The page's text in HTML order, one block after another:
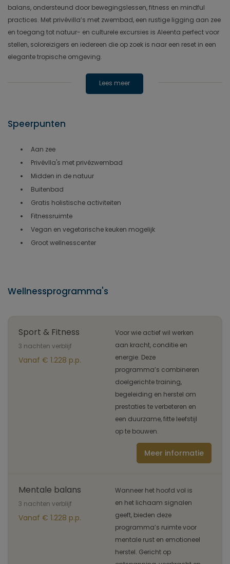
balans, ondersteund door bewegingslessen, fitness en mindful
practices. Met privévilla’s met zwembad, een rustige ligging aan zee
en toegang tot natuur- en culturele excursies is Aleenta perfect voor
stellen, soloreizigers en iedereen die op zoek is naar een reset in een
elegante tropische omgeving.
Lees meer
Speerpunten
Aan zee
Privévlla's met privézwembad
Midden in de natuur
Buitenbad
Gratis holistische activiteiten
Fitnessruimte
Vegan en vegetarische keuken mogelijk
Groot wellnesscenter
Wellnessprogramma's
Sport & Fitness
3 nachten verblijf
Vanaf € 1.228 p.p.
Voor wie actief wil werken
aan kracht, conditie en
energie. Deze
programma’s combineren
doelgerichte training,
begeleiding en herstel om
prestaties te verbeteren en
een duurzame, fitte leefstijl
op te bouwen.
Meer informatie
Mentale balans
3 nachten verblijf
Vanaf € 1.228 p.p.
Wanneer het hoofd vol is
en het lichaam signalen
geeft, bieden deze
programma’s ruimte voor
mentale rust en emotioneel
herstel. Gericht op